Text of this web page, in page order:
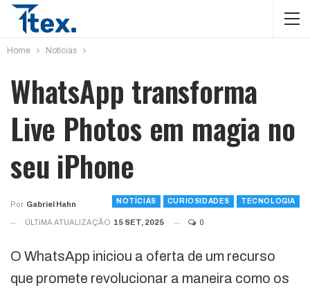
Home Notícias
WhatsApp transforma
Live Photos em magia no
seu iPhone
NOTÍCIAS CURIOSIDADES TECNOLOGIA
Por Gabriel Hahn
ÚLTIMA ATUALIZAÇÃO 15 SET, 2025 0
O WhatsApp iniciou a oferta de um recurso
que promete revolucionar a maneira como os